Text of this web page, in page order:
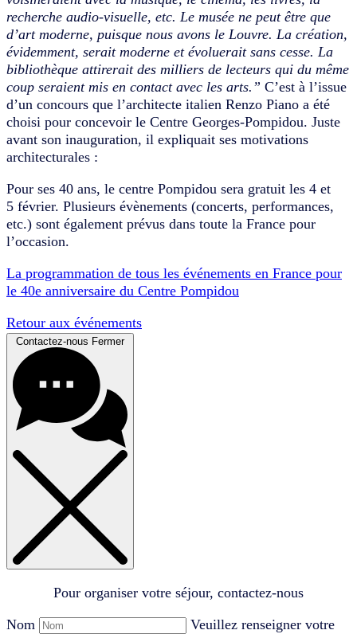
recherche audio-visuelle, etc. Le musée ne peut être que
d’art moderne, puisque nous avons le Louvre. La création,
évidemment, serait moderne et évoluerait sans cesse. La
bibliothèque attirerait des milliers de lecteurs qui du même
coup seraient mis en contact avec les arts.” C’est à l’issue
d’un concours que l’architecte italien Renzo Piano a été
choisi pour concevoir le Centre Georges-Pompidou. Juste
avant son inauguration, il expliquait ses motivations
architecturales :
Pour ses 40 ans, le centre Pompidou sera gratuit les 4 et
5 février. Plusieurs évènements (concerts, performances,
etc.) sont également prévus dans toute la France pour
l’occasion.
La programmation de tous les événements en France pour
le 40e anniversaire du Centre Pompidou
Retour aux événements
Contactez-nous Fermer
Pour organiser votre séjour, contactez-nous
Nom
Veuillez renseigner votre